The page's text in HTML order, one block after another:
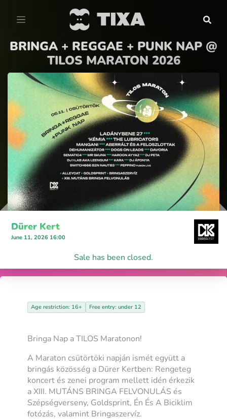
BRINGA + REGGAE + PUNK NAP @
TILOS MARATON 2026
Dürer Kert
June 11, 2026 16:00
Sale has been closed.
Age restriction: 16+ Free entry: under 12
Bringa Nap a TILOS Maratonon!
A Maraton csütörtöki napján ismét együtt a
bringás közösség a Dürer Kertben: Rengeteg
koncert és zenei program mellett idén érkezik
a XIII. MUTÁNS BRINGA FELVONULÁS és
Szépségverseny, Goldsprint, Én És A Biciklim
fotózás, valamint Bringaszervíz.